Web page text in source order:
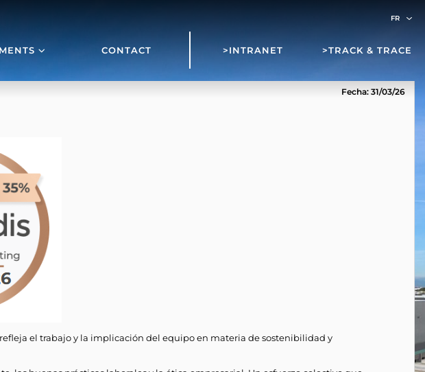
CONTACT >INTRANET >TRACK & TRACE
Fecha: 31/03/26
el trabajo y la implicación del equipo en materia de sostenibilidad y